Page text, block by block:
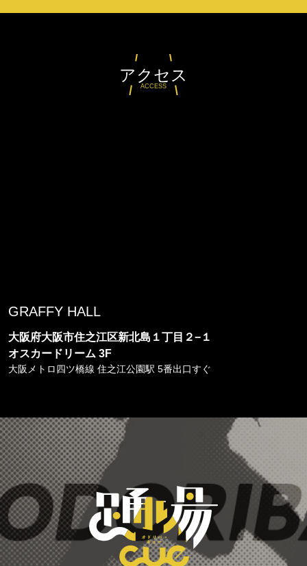
アクセス
ACCESS
GRAFFY HALL
大阪府大阪市住之江区新北島１丁目２−１
オスカードリーム 3F
大阪メトロ四ツ橋線 住之江公園駅 5番出口すぐ